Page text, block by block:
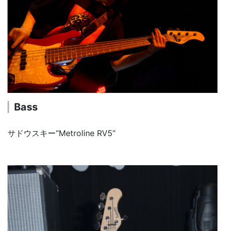
Bass
サドウスキー“Metroline RV5”